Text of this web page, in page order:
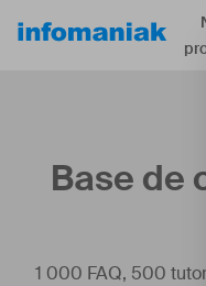
Base de
1 000 FAQ, 500